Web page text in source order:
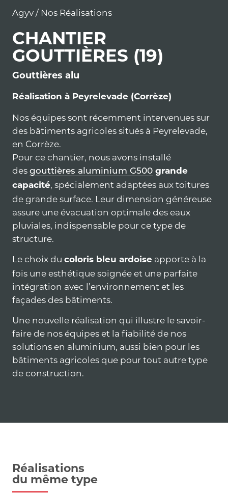
Agyv / Nos Réalisations
CHANTIER
GOUTTIÈRES (19)
Gouttières alu
Réalisation à Peyrelevade (Corrèze)
Nos équipes sont récemment intervenues sur
des bâtiments agricoles situés à Peyrelevade,
en Corrèze.
Pour ce chantier, nous avons installé
des gouttières aluminium G500 grande
capacité, spécialement adaptées aux toitures
de grande surface. Leur dimension généreuse
assure une évacuation optimale des eaux
pluviales, indispensable pour ce type de
structure.
Le choix du coloris bleu ardoise apporte à la
fois une esthétique soignée et une parfaite
intégration avec l’environnement et les
façades des bâtiments.
Une nouvelle réalisation qui illustre le savoir-
faire de nos équipes et la fiabilité de nos
solutions en aluminium, aussi bien pour les
bâtiments agricoles que pour tout autre type
de construction.
Réalisations
du même type